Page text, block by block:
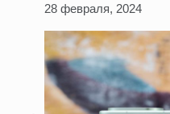
28 февраля, 2024